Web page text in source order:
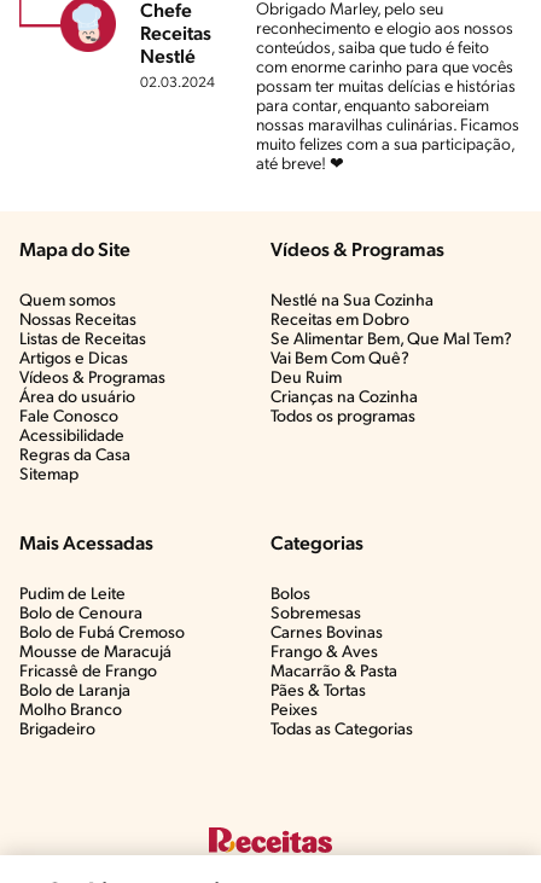
Chefe
Receitas
Nestlé
02.03.2024
Obrigado Marley, pelo seu
reconhecimento e elogio aos nossos
conteúdos, saiba que tudo é feito
com enorme carinho para que vocês
possam ter muitas delícias e histórias
para contar, enquanto saboreiam
nossas maravilhas culinárias. Ficamos
muito felizes com a sua participação,
até breve! ❤
Mapa do Site
Quem somos
Nossas Receitas
Listas de Receitas​
Artigos e Dicas​
Vídeos & Programas​
Área do usuário
Fale Conosco
Acessibilidade
Regras da Casa
Sitemap
Vídeos & Programas​
Nestlé na Sua Cozinha
Receitas em Dobro
Se Alimentar Bem, Que Mal Tem?​
Vai Bem Com Quê?​
Deu Ruim​
Crianças na Cozinha​
Todos os programas
Mais Acessadas
Pudim de Leite
Bolo de Cenoura
Bolo de Fubá Cremoso
Mousse de Maracujá
Fricassê de Frango
Bolo de Laranja
Molho Branco
Brigadeiro
Categorias
Bolos
Sobremesas
Carnes Bovinas​
Frango & Aves​
Macarrão & Pasta​
Pães & Tortas​
Peixes
Todas as Categorias